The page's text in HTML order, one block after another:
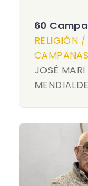
60
RELIGIÓN /
JOSÉ